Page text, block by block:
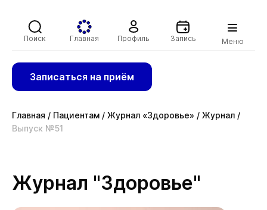
Поиск Главная Профиль Запись Меню
Записаться на приём
Главная / Пациентам / Журнал «Здоровье» / Журнал /
Выпуск №51
Журнал "Здоровье"